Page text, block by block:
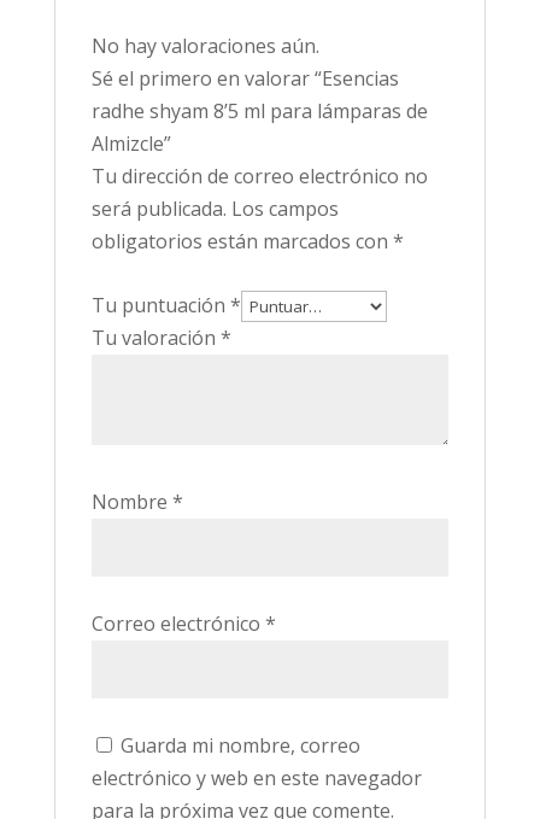
No hay valoraciones aún.
Sé el primero en valorar “Esencias
radhe shyam 8’5 ml para lámparas de
Almizcle”
Tu dirección de correo electrónico no
será publicada. Los campos
obligatorios están marcados con *
Tu puntuación *
Tu valoración *
Nombre *
Correo electrónico *
Guarda mi nombre, correo
electrónico y web en este navegador
para la próxima vez que comente.